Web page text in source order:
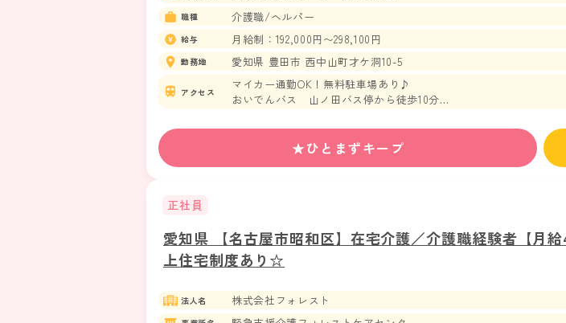
職種 介護職/ヘルパー
給与 月給制：192,000円〜298,100円
勤務地 愛知県 豊田市 西中山町才ケ洞10-5
アクセス
マイカー通勤OK！無料駐車場あり♪
おいでんバス 山ノ田バス停から徒歩10分
★ひとまずキープ
正社員
愛知県 【名古屋市昭和区】在宅介護／介護職経験者【月
上住宅制度あり☆
法人名 株式会社フォレスト